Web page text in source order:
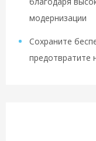
модернизации
Сохраните
предотвратите